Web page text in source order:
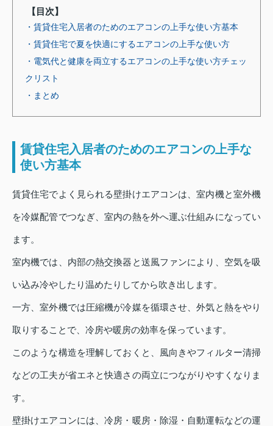
【目次】
・賃貸住宅入居者のためのエアコンの上手な使い方基本
・賃貸住宅で夏を快適にするエアコンの上手な使い方
・電気代と健康を両立するエアコンの上手な使い方チェッ
クリスト
・まとめ
賃貸住宅入居者のためのエアコンの上手な
使い方基本
賃貸住宅でよく見られる壁掛けエアコンは、室内機と室外機
を冷媒配管でつなぎ、室内の熱を外へ運ぶ仕組みになってい
ます。
室内機では、内部の熱交換器と送風ファンにより、空気を吸
い込み冷やしたり温めたりしてから吹き出します。
一方、室外機では圧縮機が冷媒を循環させ、外気と熱をやり
取りすることで、冷房や暖房の効率を保っています。
このような構造を理解しておくと、風向きやフィルター清掃
などの工夫が省エネと快適さの両立につながりやすくなりま
す。
壁掛けエアコンには、冷房・暖房・除湿・自動運転などの運